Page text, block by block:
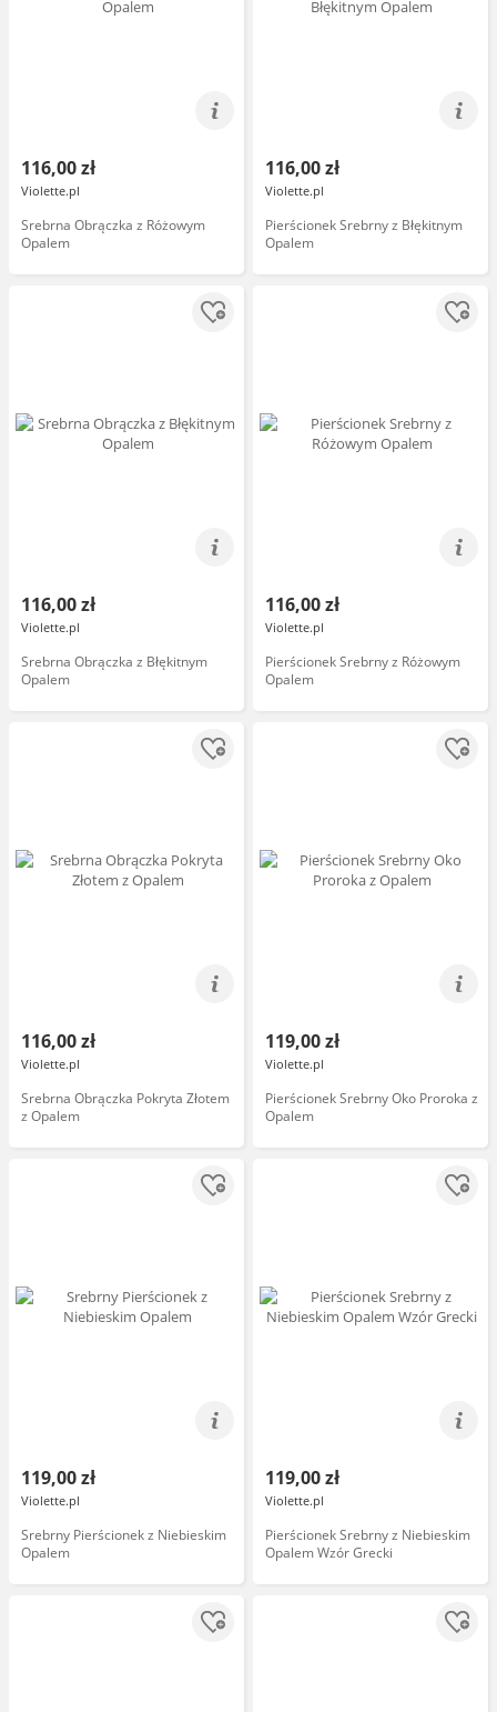
116,00 zł
Violette.pl
Srebrna Obrączka z Różowym
Opalem
116,00 zł
Violette.pl
Pierścionek Srebrny z Błękitnym
Opalem
116,00 zł
Violette.pl
Srebrna Obrączka z Błękitnym
Opalem
116,00 zł
Violette.pl
Pierścionek Srebrny z Różowym
Opalem
116,00 zł
Violette.pl
Srebrna Obrączka Pokryta Złotem
z Opalem
119,00 zł
Violette.pl
Pierścionek Srebrny Oko Proroka z
Opalem
119,00 zł
Violette.pl
Srebrny Pierścionek z Niebieskim
Opalem
119,00 zł
Violette.pl
Pierścionek Srebrny z Niebieskim
Opalem Wzór Grecki